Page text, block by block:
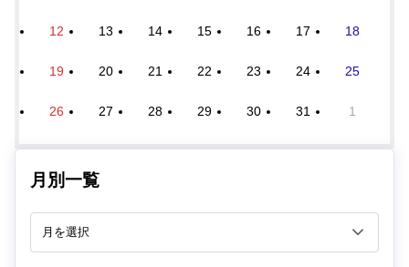
12 13 14 15 16 17 18
19 20 21 22 23 24 25
26 27 28 29 30 31 1
月別一覧